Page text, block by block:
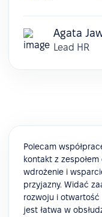
Agata
Lead HR
Polecam
kontakt z
wdrożenie i
przyjazny. Widać
rozwoju i
jest łatwa w